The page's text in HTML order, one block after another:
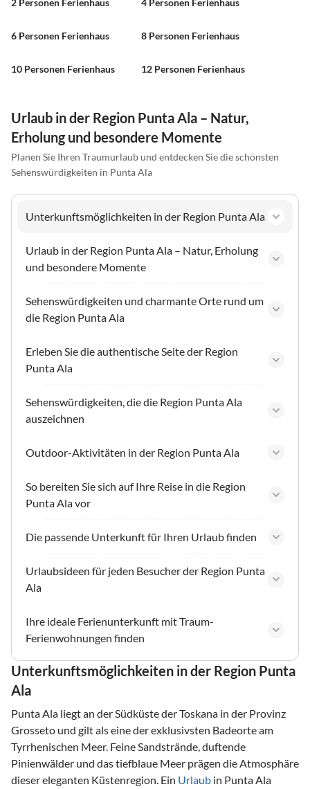
2 Personen Ferienhaus 4 Personen Ferienhaus
6 Personen Ferienhaus 8 Personen Ferienhaus
10 Personen Ferienhaus 12 Personen Ferienhaus
Urlaub in der Region Punta Ala – Natur,
Erholung und besondere Momente
Planen Sie Ihren Traumurlaub und entdecken Sie die schönsten
Sehenswürdigkeiten in Punta Ala
Unterkunftsmöglichkeiten in der Region Punta Ala
Urlaub in der Region Punta Ala – Natur, Erholung
und besondere Momente
Sehenswürdigkeiten und charmante Orte rund um
die Region Punta Ala
Erleben Sie die authentische Seite der Region
Punta Ala
Sehenswürdigkeiten, die die Region Punta Ala
auszeichnen
Outdoor-Aktivitäten in der Region Punta Ala
So bereiten Sie sich auf Ihre Reise in die Region
Punta Ala vor
Die passende Unterkunft für Ihren Urlaub finden
Urlaubsideen für jeden Besucher der Region Punta
Ala
Ihre ideale Ferienunterkunft mit Traum-
Ferienwohnungen finden
Unterkunftsmöglichkeiten in der Region Punta
Ala
Punta Ala liegt an der Südküste der Toskana in der Provinz
Grosseto und gilt als eine der exklusivsten Badeorte am
Tyrrhenischen Meer. Feine Sandstrände, duftende
Pinienwälder und das tiefblaue Meer prägen die Atmosphäre
dieser eleganten Küstenregion. Ein Urlaub in Punta Ala